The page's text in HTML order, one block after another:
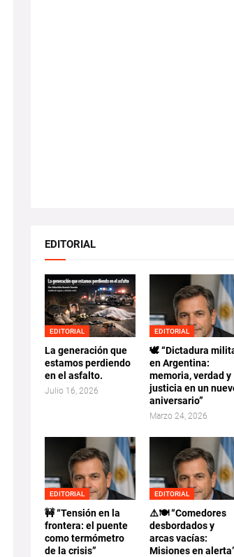
EDITORIAL
EDITORIAL
La generación que
estamos perdiendo
en el asfalto.
Julio 16, 2026
EDITORIAL
🕊️ “Dictadura
en Argentina:
memoria, verdad y
justicia en un
aniversario”
Marzo 24, 2026
EDITORIAL
🚧 “Tensión en la
frontera: el puente
como termómetro
de la crisis”
EDITORIAL
⚠️🍽️ “Comedores
desbordados y
arcas vacías:
Misiones en